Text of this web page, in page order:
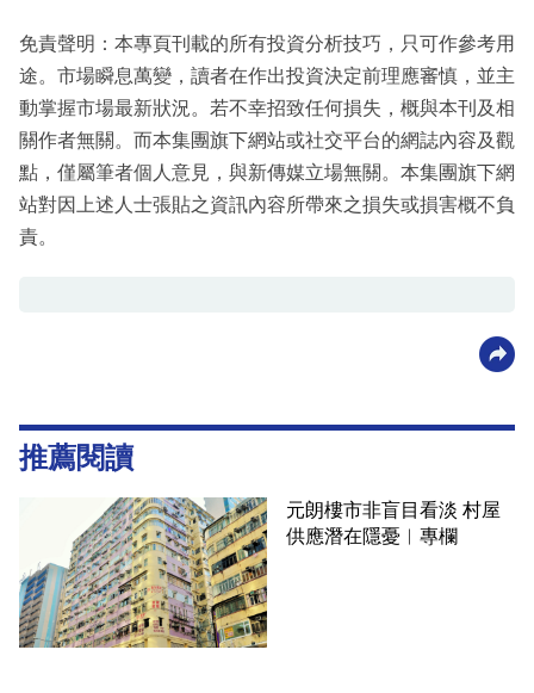
免責聲明：本專頁刊載的所有投資分析技巧，只可作參考用
途。市場瞬息萬變，讀者在作出投資決定前理應審慎，並主
動掌握市場最新狀況。若不幸招致任何損失，概與本刊及相
關作者無關。而本集團旗下網站或社交平台的網誌內容及觀
點，僅屬筆者個人意見，與新傳媒立場無關。本集團旗下網
站對因上述人士張貼之資訊內容所帶來之損失或損害概不負
責。
推薦閱讀
元朗樓市非盲目看淡 村屋
供應潛在隱憂︳專欄